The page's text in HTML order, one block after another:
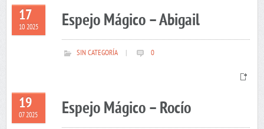
17
10 2025 Espejo Mágico – Abigail
SIN CATEGORÍA 0
19
07 2025 Espejo Mágico – Rocío